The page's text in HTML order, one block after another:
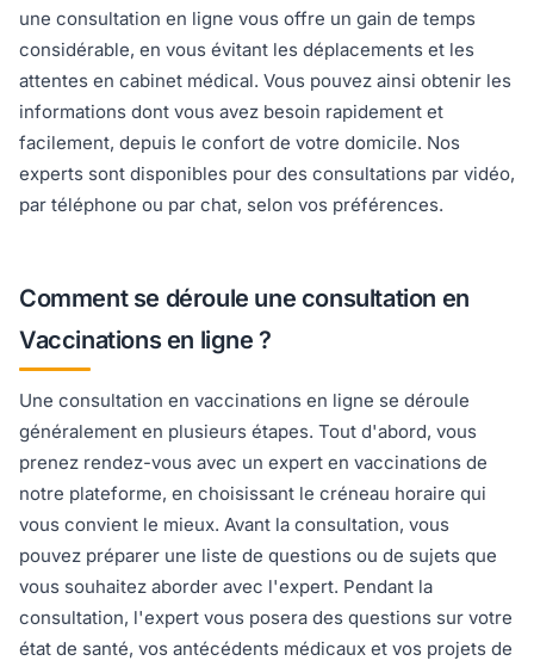
une consultation en ligne vous offre un gain de temps
considérable, en vous évitant les déplacements et les
attentes en cabinet médical. Vous pouvez ainsi obtenir les
informations dont vous avez besoin rapidement et
facilement, depuis le confort de votre domicile. Nos
experts sont disponibles pour des consultations par vidéo,
par téléphone ou par chat, selon vos préférences.
Comment se déroule une consultation en
Vaccinations en ligne ?
Une consultation en vaccinations en ligne se déroule
généralement en plusieurs étapes. Tout d'abord, vous
prenez rendez-vous avec un expert en vaccinations de
notre plateforme, en choisissant le créneau horaire qui
vous convient le mieux. Avant la consultation, vous
pouvez préparer une liste de questions ou de sujets que
vous souhaitez aborder avec l'expert. Pendant la
consultation, l'expert vous posera des questions sur votre
état de santé, vos antécédents médicaux et vos projets de